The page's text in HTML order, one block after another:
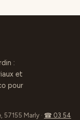
:
et
pour
57155 Marly · ☎ 03 54